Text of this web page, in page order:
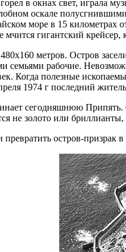
в окнах свет, играла
оскале
море в 15 километрах
мчится гигантский
метров. Остров
семьями рабочие.
Когда полезные
1974 г последний
сегодняшнюю Припять.
золото или бриллианты,
остров-призрак в